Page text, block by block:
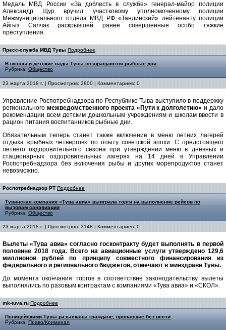
Медаль МВД России «За доблесть в службе» генерал-майор полиции
Александр Щур вручил участковому уполномоченному полиции
Межмуниципального отдела МВД РФ «Тандинский» лейтенанту полиции
Айгыз Салчак раскрывшей ранее совершенные особо тяжкие
преступления.
Пресс-служба МВД Тувы Подробнее
В школы и детские сады Тувы возвращаются рыбные дни
Рубрика: Общество
23 марта 2018 г. | Просмотров: 2800 | Комментариев: 0
Управление Роспотребнадзора по Республике Тыва выступило в поддержку
регионального межведомственного проекта «Пути к долголетию»и дало
рекомендации всем детским дошкольным учреждениям и школам ввести в
рацион питания воспитанников рыбные дни.
Обязательным теперь станет также включение в меню летних лагерей
отдыха «рыбных четвергов» по опыту советской эпохи. С предстоящего
летнего оздоровительного сезона при утверждении меню в дневных и
стационарных оздоровительных лагерях на 14 дней в Управлении
Роспотребнадзора без включения рыбы и других морепродуктов станет
невозможно.
Роспотребнадзор РТ Подробнее
Тувинская компания «Тува авиа» выиграла торги на выполнение рейсов по
вызовам санавиации
Рубрика: Общество
23 марта 2018 г. | Просмотров: 3148 | Комментариев: 0
Вылеты «Тува авиа» согласно госконтракту будет выполнять в первой
половине 2018 года. Всего на авиационные услуги утверждено 129,6
миллионов рублей по принципу совместного финансирования из
федерального и регионального бюджетов, отмечают в минздраве Тувы.
До момента окончания торгов в соответствие законодательству вылеты
выполнялись по разовым контрактам с компаниями «Тува авиа» и «СКОЛ».
mk-tuva.ru Подробнее
Полицейскими Тувы разысканы граждане, пропавшие без вести
Рубрика: Право/Криминал